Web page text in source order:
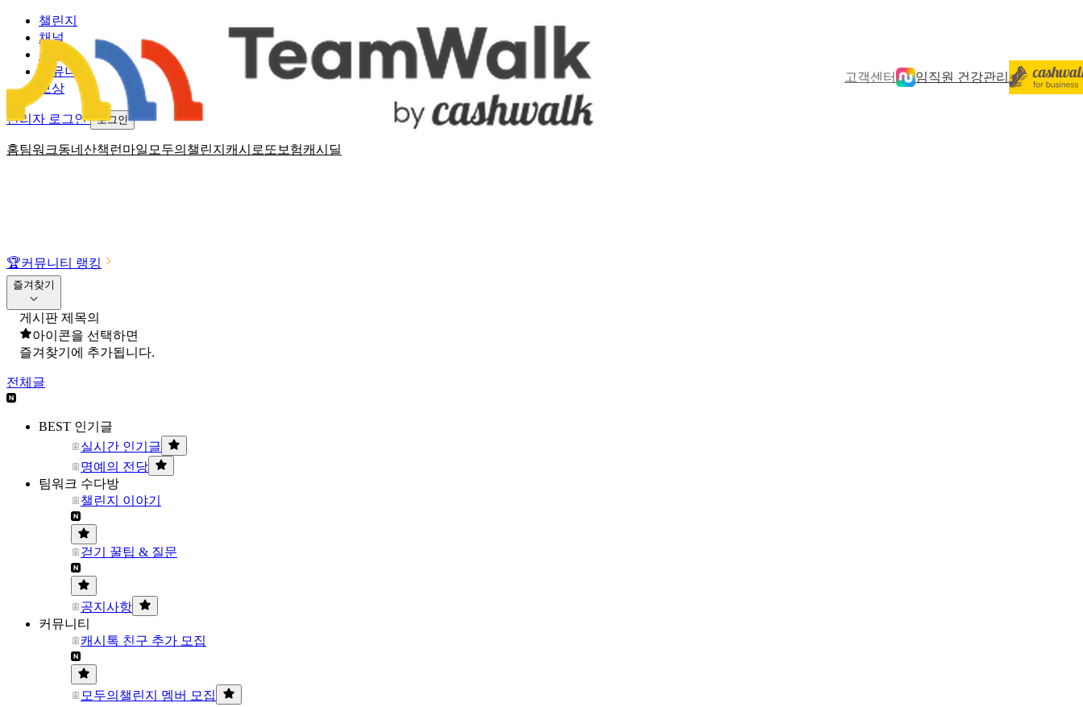
고객센터 임직원 건강관리
홈팀워크동네산책 런마일 모두의챌린지 캐시로또 보험캐시딜
챌린지
채널
소식
커뮤니티
보상
관리자 로그인 로그인
🏆커뮤니티 랭킹
즐겨찾기
게시판 제목의
아이콘을 선택하면
즐겨찾기에 추가됩니다.
전체글
BEST 인기글
실시간 인기글
명예의 전당
팀워크 수다방
챌린지 이야기
걷기 꿀팁 & 질문
공지사항
커뮤니티
캐시톡 친구 추가 모집
모두의챌린지 멤버 모집